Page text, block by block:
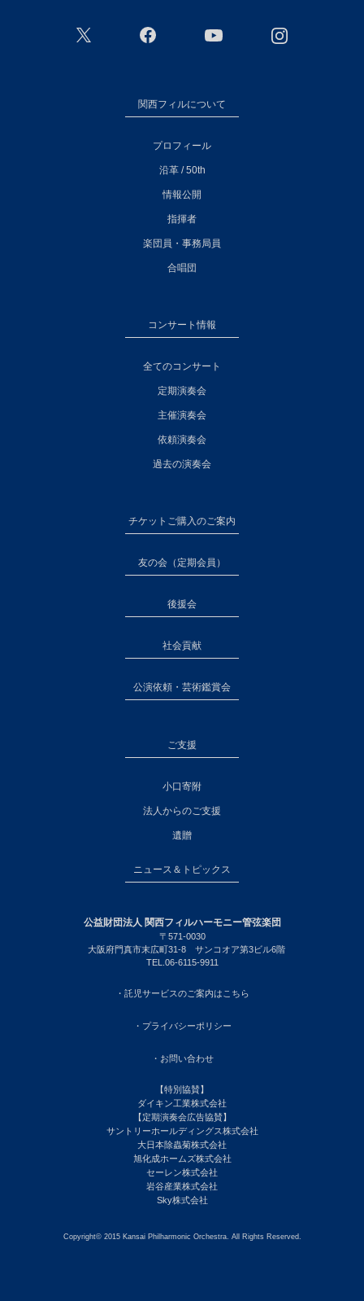
関西フィルについて
プロフィール
沿革 / 50th
情報公開
指揮者
楽団員・事務局員
合唱団
コンサート情報
全てのコンサート
定期演奏会
主催演奏会
依頼演奏会
過去の演奏会
チケットご購入のご案内
友の会（定期会員）
後援会
社会貢献
公演依頼・芸術鑑賞会
ご支援
小口寄附
法人からのご支援
遺贈
ニュース＆トピックス
公益財団法人 関西フィルハーモニー管弦楽団
〒571-0030
大阪府門真市末広町31-8 サンコオア第3ビル6階
TEL.06-6115-9911
・託児サービスのご案内はこちら
・プライバシーポリシー
・お問い合わせ
【特別協賛】
ダイキン工業株式会社
【定期演奏会広告協賛】
サントリーホールディングス株式会社
大日本除蟲菊株式会社
旭化成ホームズ株式会社
セーレン株式会社
岩谷産業株式会社
Sky株式会社
Copyright© 2015 Kansai Philharmonic Orchestra. All Rights Reserved.